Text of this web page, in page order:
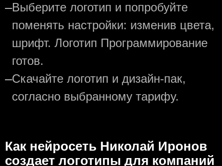
—Выберите логотип и попробуйте
поменять настройки: изменив цвета,
шрифт. Логотип Программирование
готов.
—Скачайте логотип и дизайн-пак,
согласно выбранному тарифу.
Как нейросеть Николай Иронов
создаeт логотипы для компаний